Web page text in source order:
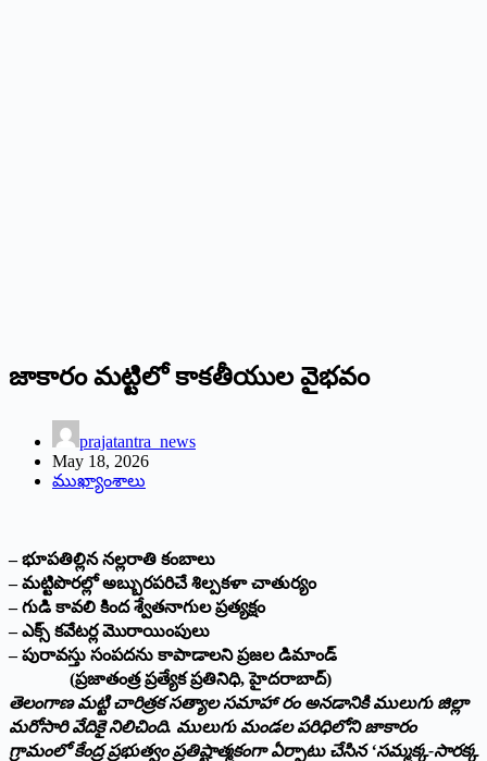
జాకారం మట్టిలో కాకతీయుల వైభవం
prajatantra_news
May 18, 2026
ముఖ్యాంశాలు
– భూపతిల్లిన నల్లరాతి కంబాలు
– మట్టిపొరల్లో అబ్బురపరిచే శిల్పకళా చాతుర్యం
– గుడి కావలి కింద శ్వేతనాగుల ప్రత్యక్షం
– ఎక్స్ కవేటర్ల మొరాయింపులు
– పురావస్తు సంపదను కాపాడాలని ప్రజల డిమాండ్
(ప్రజాతంత్ర ప్రత్యేక ప్రతినిధి, హైదరాబాద్)
తెలంగాణ మట్టి చారిత్రక సత్యాల సమాహా రం అనడానికి ములుగు జిల్లా
మరోసారి వేదికై నిలిచింది. ములుగు మండల పరిధిలోని జాకారం
గ్రామంలో కేంద్ర ప్రభుత్వం ప్రతిష్టాత్మకంగా ఏర్పాటు చేసిన ‘సమ్మక్క-సారక్క